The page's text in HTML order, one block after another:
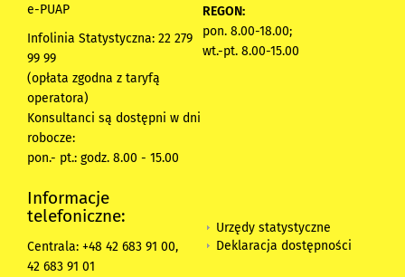
e-PUAP
Infolinia Statystyczna: 22 279
99 99
(opłata zgodna z taryfą
operatora)
Konsultanci są dostępni w dni
robocze:
pon.- pt.: godz. 8.00 - 15.00
REGON:
pon. 8.00-18.00;
wt.-pt. 8.00-15.00
Informacje
telefoniczne:
Centrala: +48 42 683 91 00,
42 683 91 01
Urzędy statystyczne
Deklaracja dostępności